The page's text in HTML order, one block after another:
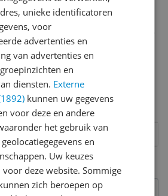
tussen de 3 en 10 minuten.
je andere bezoekers een betere
je iedere maand kans op
de actievoorwaarden.
product?
8
7
6
5
Vraag 1 van 4
unieke identificatoren
voor
advertenties en
van advertenties en
en
diensten. Externe
kunnen uw gegevens
voor deze en andere
het gebruik van
en
Uw keuzes
voor deze website. Sommige
zich beroepen op